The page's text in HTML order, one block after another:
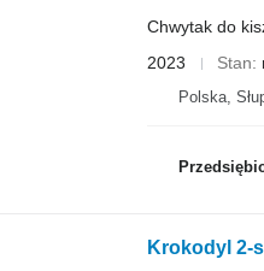
Chwytak do
2023
Stan
Polska,
Krokodyl 2-